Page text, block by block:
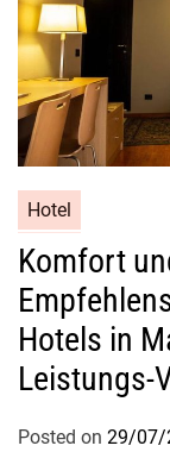
Hotel
Komfort
Hotels in
Leistungs-
Posted on 29/07/